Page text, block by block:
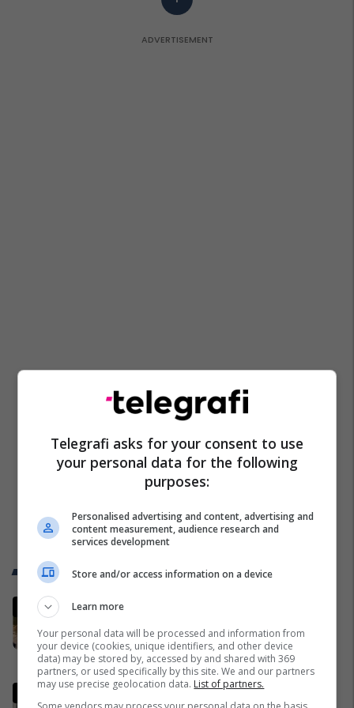
Trend Telegrafi
Prania e shtuar e gjarpërinjve në
kujdes nga qytetarët
Vitia
Dokumenti i CIA-s: Në vitin 1993
Telegrafi asks for your consent to use
your personal data for the following
purposes:
Personalised advertising and content, advertising and
content measurement, audience research and
services development
Store and/or access information on a device
Learn more
Your personal data will be processed and information from
your device (cookies, unique identifiers, and other device
data) may be stored by, accessed by and shared with 369
partners, or used specifically by this site. We and our partners
may use precise geolocation data. List of partners.